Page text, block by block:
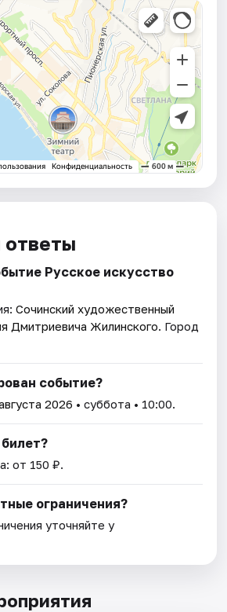
ответы
Русское искусство
Сочинский художественный
Дмитриевича Жилинского. Город
событие?
2026 • суббота • 10:00.
от 150 ₽.
ограничения?
уточняйте у